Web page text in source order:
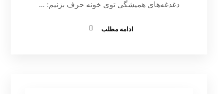
دغدغه‌های همیشگی توی خونه حرف بزنیم: ...
ادامه مطلب